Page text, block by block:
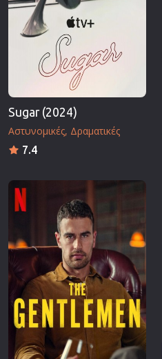
Sugar (2024)
Αστυνομικές Δραματικές
7.4